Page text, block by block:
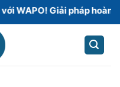
Giải pháp hoàn thiện